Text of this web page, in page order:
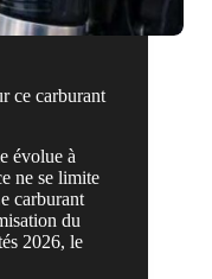
ce carburant
évolue à
ne se limite
carburant
du
2026, le